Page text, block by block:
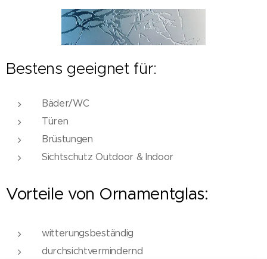
Bestens geeignet für:
Bäder/WC
Türen
Brüstungen
Sichtschutz Outdoor & Indoor
Vorteile von Ornamentglas:
witterungsbeständig
durchsichtvermindernd